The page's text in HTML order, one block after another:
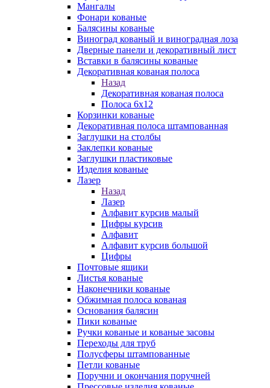
Мангалы
Фонари кованые
Балясины кованые
Виноград кованый и виноградная лоза
Дверные панели и декоративный лист
Вставки в балясины кованые
Декоративная кованая полоса
Назад
Декоративная кованая полоса
Полоса 6х12
Корзинки кованые
Декоративная полоса штампованная
Заглушки на столбы
Заклепки кованые
Заглушки пластиковые
Изделия кованые
Лазер
Назад
Лазер
Алфавит курсив малый
Цифры курсив
Алфавит
Алфавит курсив большой
Цифры
Почтовые ящики
Листья кованые
Наконечники кованые
Обжимная полоса кованая
Основания балясин
Пики кованые
Ручки кованые и кованые засовы
Переходы для труб
Полусферы штампованные
Петли кованые
Поручни и окончания поручней